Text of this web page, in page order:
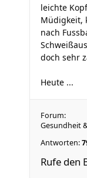
leichte
Müdigkeit,
nach
doch sehr
Heute ...
Forum:
Gesundheit
Antworten:
Rufe den